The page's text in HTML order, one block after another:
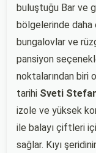
buluştuğu Bar ve
bölgelerinde daha
bungalovlar ve
pansiyon
noktalarından biri
tarihi Sveti
izole ve yüksek
ile balayı çiftleri
sağlar. Kıyı